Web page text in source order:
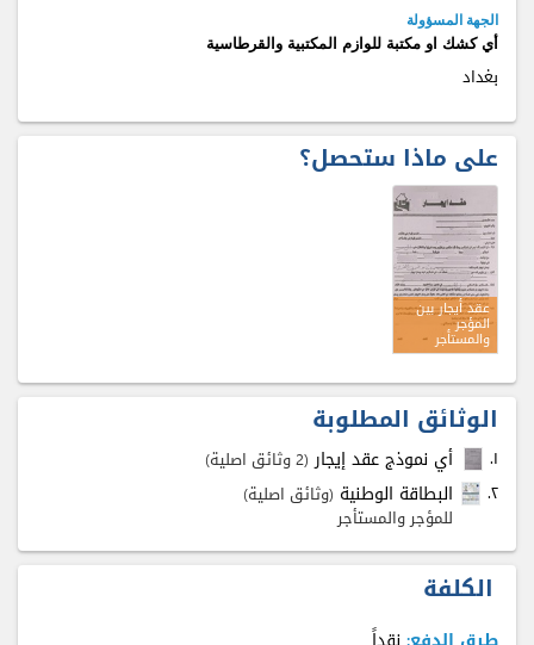
الجهة المسؤولة
أي كشك او مكتبة للوازم المكتبية والقرطاسية
بغداد
على ماذا ستحصل؟
عقد أيجار بين
المؤجر
والمستأجر
الوثائق المطلوبة
۱. أي نموذج عقد إيجار (2 وثائق اصلية)
٢. البطاقة الوطنية (وثائق اصلية)
للمؤجر والمستأجر
الكلفة